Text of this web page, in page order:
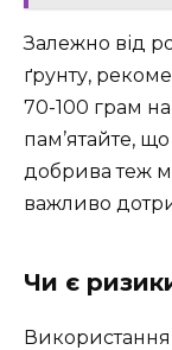
Залежно від
ґрунту,
70-100 грам
пам’ятайте,
добрива теж
важливо
Чи є
Використання